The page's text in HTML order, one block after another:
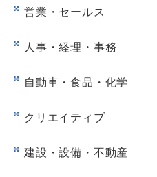
営業・セールス
人事・経理・事務
自動車・食品・化学
クリエイティブ
建設・設備・不動産